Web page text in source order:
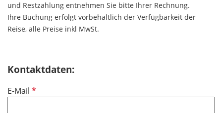
und Restzahlung entnehmen Sie bitte Ihrer Rechnung.
Ihre Buchung erfolgt vorbehaltlich der Verfügbarkeit der
Reise, alle Preise inkl MwSt.
Kontaktdaten:
E-Mail P